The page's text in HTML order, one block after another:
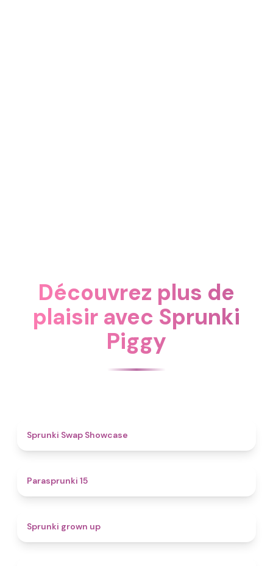
Découvrez plus de
plaisir avec Sprunki
Piggy
Sprunki Swap Showcase
Parasprunki 15
Sprunki grown up